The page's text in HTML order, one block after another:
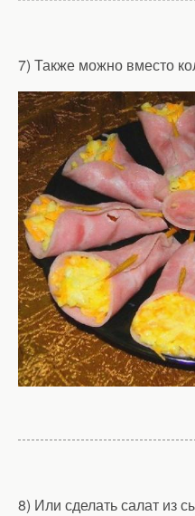
7) Также можно вместо
8) Или сделать салат из